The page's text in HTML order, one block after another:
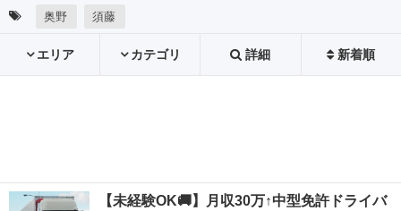
奥野 須藤
エリア カテゴリ 詳細 新着順
【未経験OK🚚】月収30万↑中型免許ドライバ